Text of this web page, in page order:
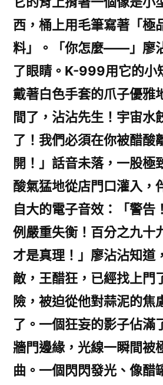
西，桶上用毛筆寫著「極
料」。「你怎麼——」廖
了眼睛。K-999用它的小
戴著白色手套的爪子優雅
間了，沾沾先生！宇宙水
了！我們必須在你被醋酸
開！」話音未落，一股極
酸氣猛地從店門口灌入，
自大的電子音效：「警告
例嚴重失衡！百分之九十
才是真理！」廖沾沾知道
敵，王醋狂，已經找上門
險，被迫從他對蒜泥的焦
了。一個狂妄的影子佔滿
牆門邊緣，光線一瞬間被
曲。一個閃閃發光、像醋